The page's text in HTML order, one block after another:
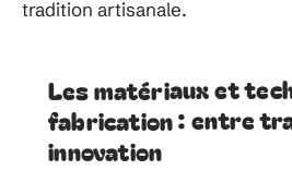
tradition artisanale.
Les matériaux et
fabrication : entre
innovation